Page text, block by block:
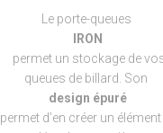
Le porte-queues
IRON
permet un stockage de
queues de billard. Son
design épuré
permet d’en créer un